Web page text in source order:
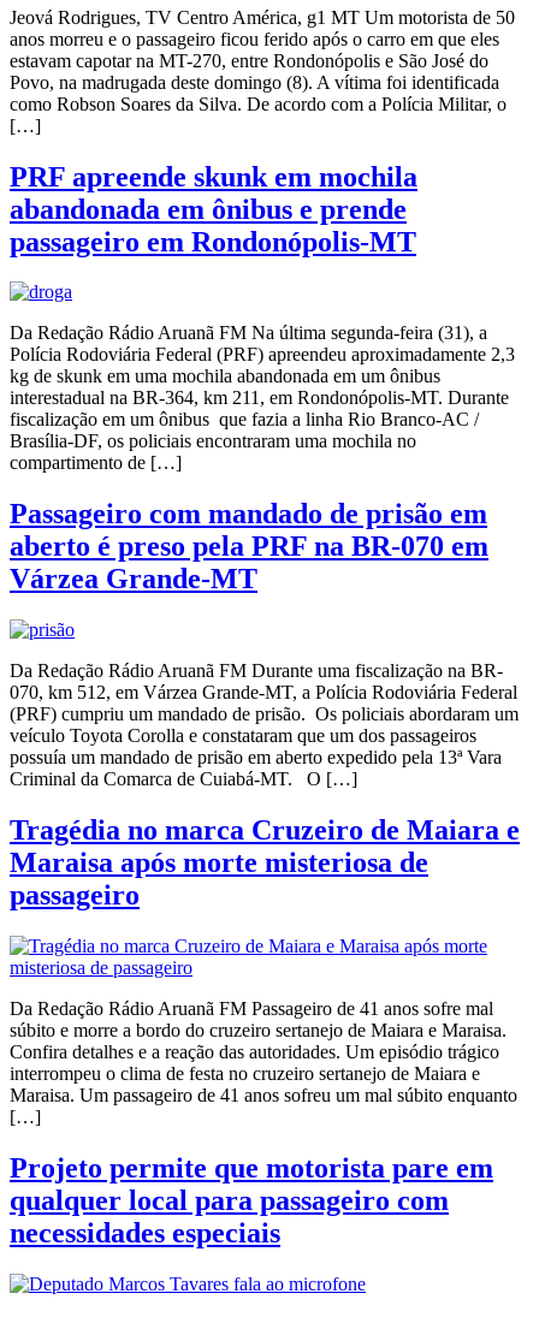
Jeová Rodrigues, TV Centro América, g1 MT Um motorista de 50
anos morreu e o passageiro ficou ferido após o carro em que eles
estavam capotar na MT-270, entre Rondonópolis e São José do
Povo, na madrugada deste domingo (8). A vítima foi identificada
como Robson Soares da Silva. De acordo com a Polícia Militar, o
[…]
PRF apreende skunk em mochila
abandonada em ônibus e prende
passageiro em Rondonópolis-MT
Da Redação Rádio Aruanã FM Na última segunda-feira (31), a
Polícia Rodoviária Federal (PRF) apreendeu aproximadamente 2,3
kg de skunk em uma mochila abandonada em um ônibus
interestadual na BR-364, km 211, em Rondonópolis-MT. Durante
fiscalização em um ônibus que fazia a linha Rio Branco-AC /
Brasília-DF, os policiais encontraram uma mochila no
compartimento de […]
Passageiro com mandado de prisão em
aberto é preso pela PRF na BR-070 em
Várzea Grande-MT
Da Redação Rádio Aruanã FM Durante uma fiscalização na BR-
070, km 512, em Várzea Grande-MT, a Polícia Rodoviária Federal
(PRF) cumpriu um mandado de prisão. Os policiais abordaram um
veículo Toyota Corolla e constataram que um dos passageiros
possuía um mandado de prisão em aberto expedido pela 13ª Vara
Criminal da Comarca de Cuiabá-MT. O […]
Tragédia no marca Cruzeiro de Maiara e
Maraisa após morte misteriosa de
passageiro
Da Redação Rádio Aruanã FM Passageiro de 41 anos sofre mal
súbito e morre a bordo do cruzeiro sertanejo de Maiara e Maraisa.
Confira detalhes e a reação das autoridades. Um episódio trágico
interrompeu o clima de festa no cruzeiro sertanejo de Maiara e
Maraisa. Um passageiro de 41 anos sofreu um mal súbito enquanto
[…]
Projeto permite que motorista pare em
qualquer local para passageiro com
necessidades especiais